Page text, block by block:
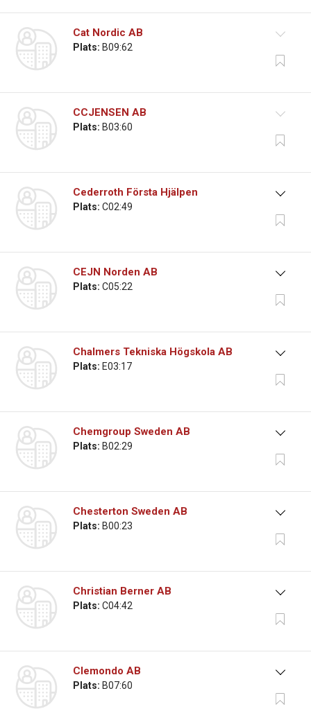
Cat Nordic AB
Plats: B09:62
CCJENSEN AB
Plats: B03:60
Cederroth Första Hjälpen
Plats: C02:49
CEJN Norden AB
Plats: C05:22
Chalmers Tekniska Högskola AB
Plats: E03:17
Chemgroup Sweden AB
Plats: B02:29
Chesterton Sweden AB
Plats: B00:23
Christian Berner AB
Plats: C04:42
Clemondo AB
Plats: B07:60